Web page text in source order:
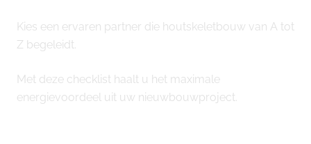
Kies een ervaren partner die houtskeletbouw van A tot
Z begeleidt.
Met deze checklist haalt u het maximale
energievoordeel uit uw nieuwbouwproject.